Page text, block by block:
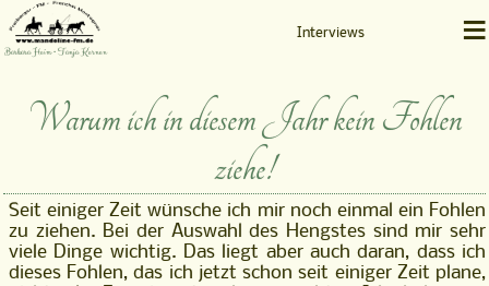
Barbara Heim • Tanja Kernen
Interviews ≡
Warum ich in diesem Jahr kein Fohlen
ziehe!
Seit einiger Zeit wünsche ich mir noch einmal ein Fohlen
zu ziehen. Bei der Auswahl des Hengstes sind mir sehr
viele Dinge wichtig. Das liegt aber auch daran, dass ich
dieses Fohlen, das ich jetzt schon seit einiger Zeit plane,